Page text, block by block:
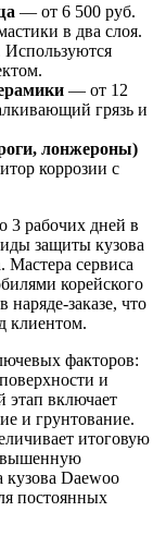
— от 6 500 руб.
в два слоя.
— от 12
грязь и
лонжероны)
коррозии с
3 рабочих дней в
защиты кузова
Мастера сервиса
корейского
заказе, что
клиентом.
факторов:
и
этап включает
и грунтование.
итоговую
кузова Daewoo
постоянных